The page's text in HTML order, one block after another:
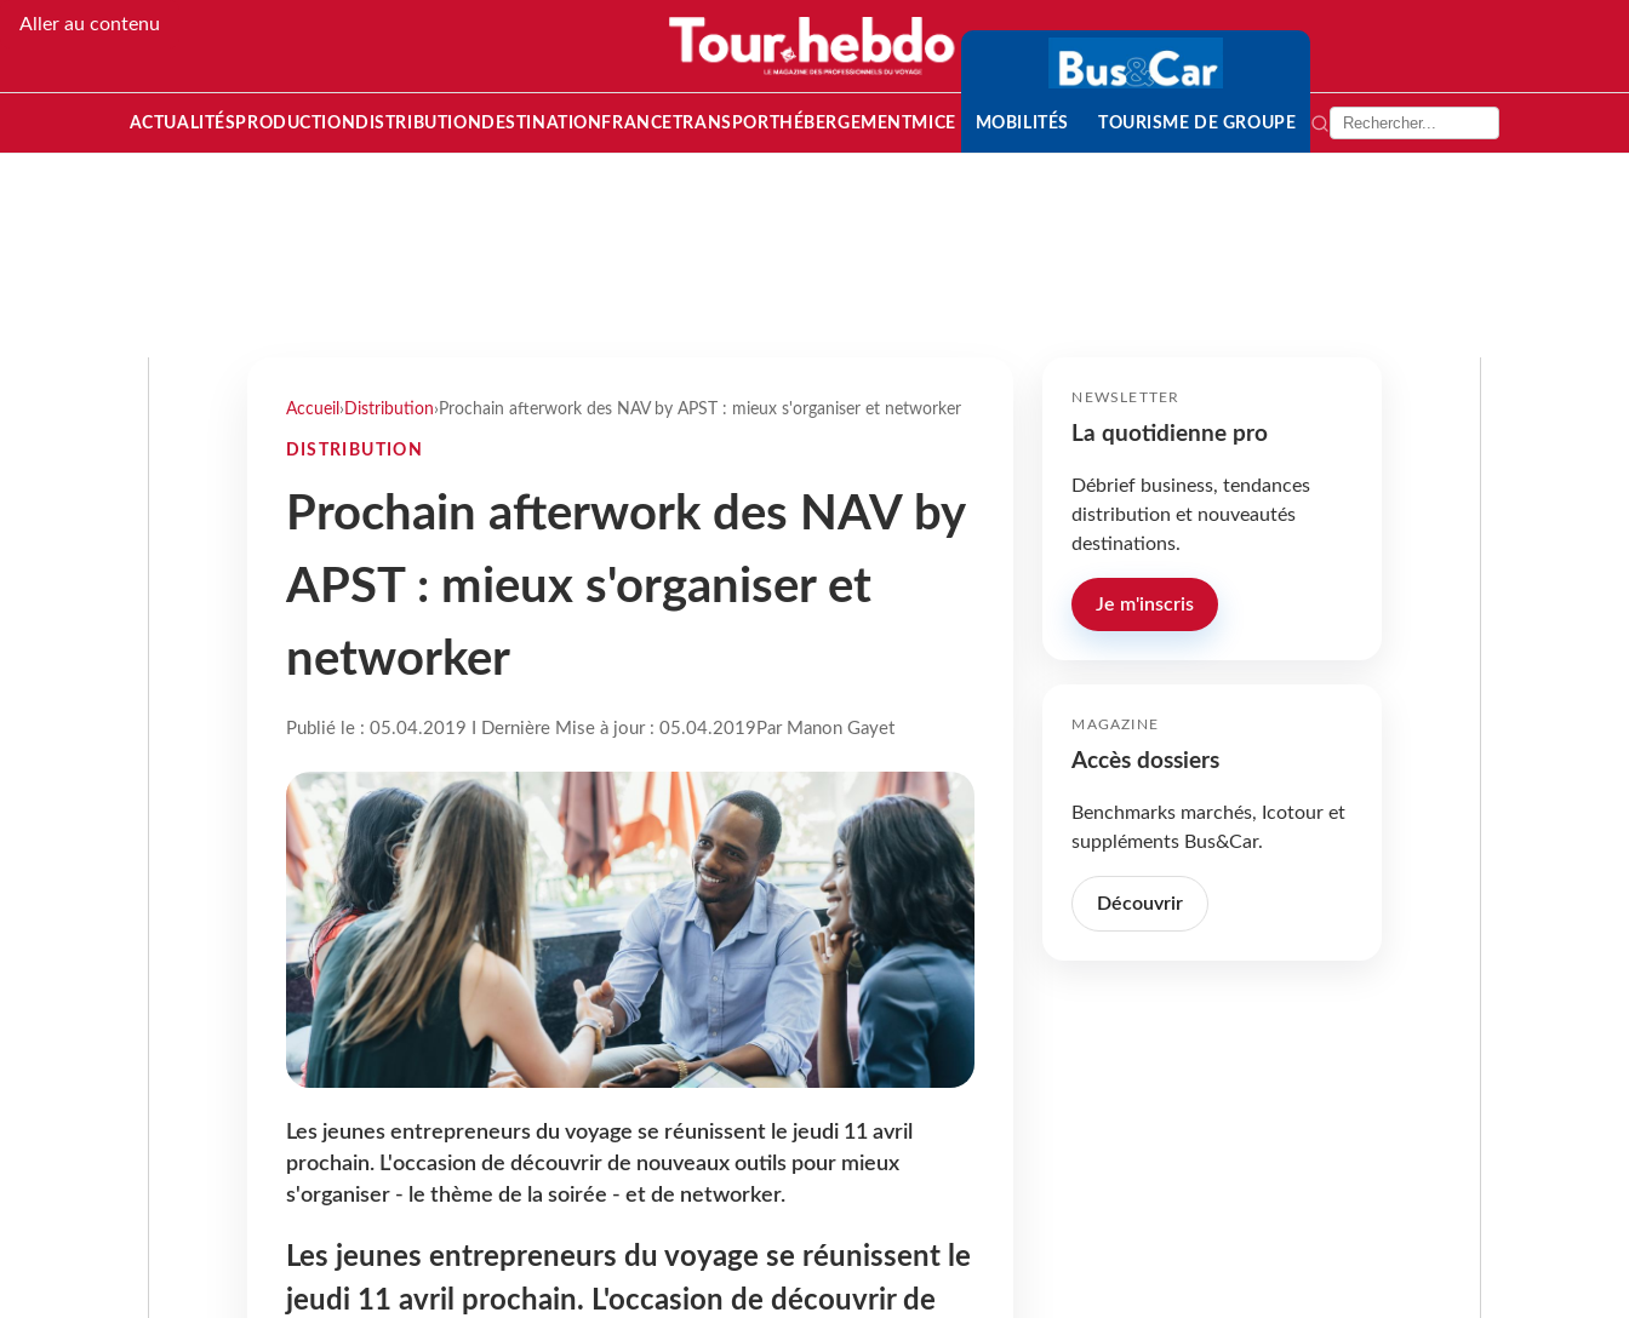
Aller au contenu
ACTUALITÉS PRODUCTION DISTRIBUTION DESTINATION FRANCETRANSPORT HÉBERGEMENTMICE MOBILITÉS TOURISME DE GROUPE
Accueil › Distribution› Prochain afterwork des NAV by APST : mieux s'organiser et networker
DISTRIBUTION
Prochain afterwork des NAV by
APST : mieux s'organiser et
networker
Publié le : 05.04.2019 I Dernière Mise à jour : 05.04.2019 Par Manon Gayet
Les jeunes entrepreneurs du voyage se réunissent le jeudi 11 avril
prochain. L'occasion de découvrir de nouveaux outils pour mieux
s'organiser - le thème de la soirée - et de networker.
Les jeunes entrepreneurs du voyage se réunissent le
jeudi 11 avril prochain. L'occasion de découvrir de
NEWSLETTER
La quotidienne pro
Débrief business, tendances
distribution et nouveautés
destinations.
Je m'inscris
MAGAZINE
Accès dossiers
Benchmarks marchés, Icotour et
suppléments Bus&Car.
Découvrir